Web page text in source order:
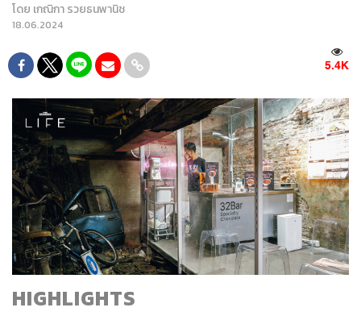
โดย เกณิกา รวยธนพานิช
18.06.2024
5.4K
HIGHLIGHTS